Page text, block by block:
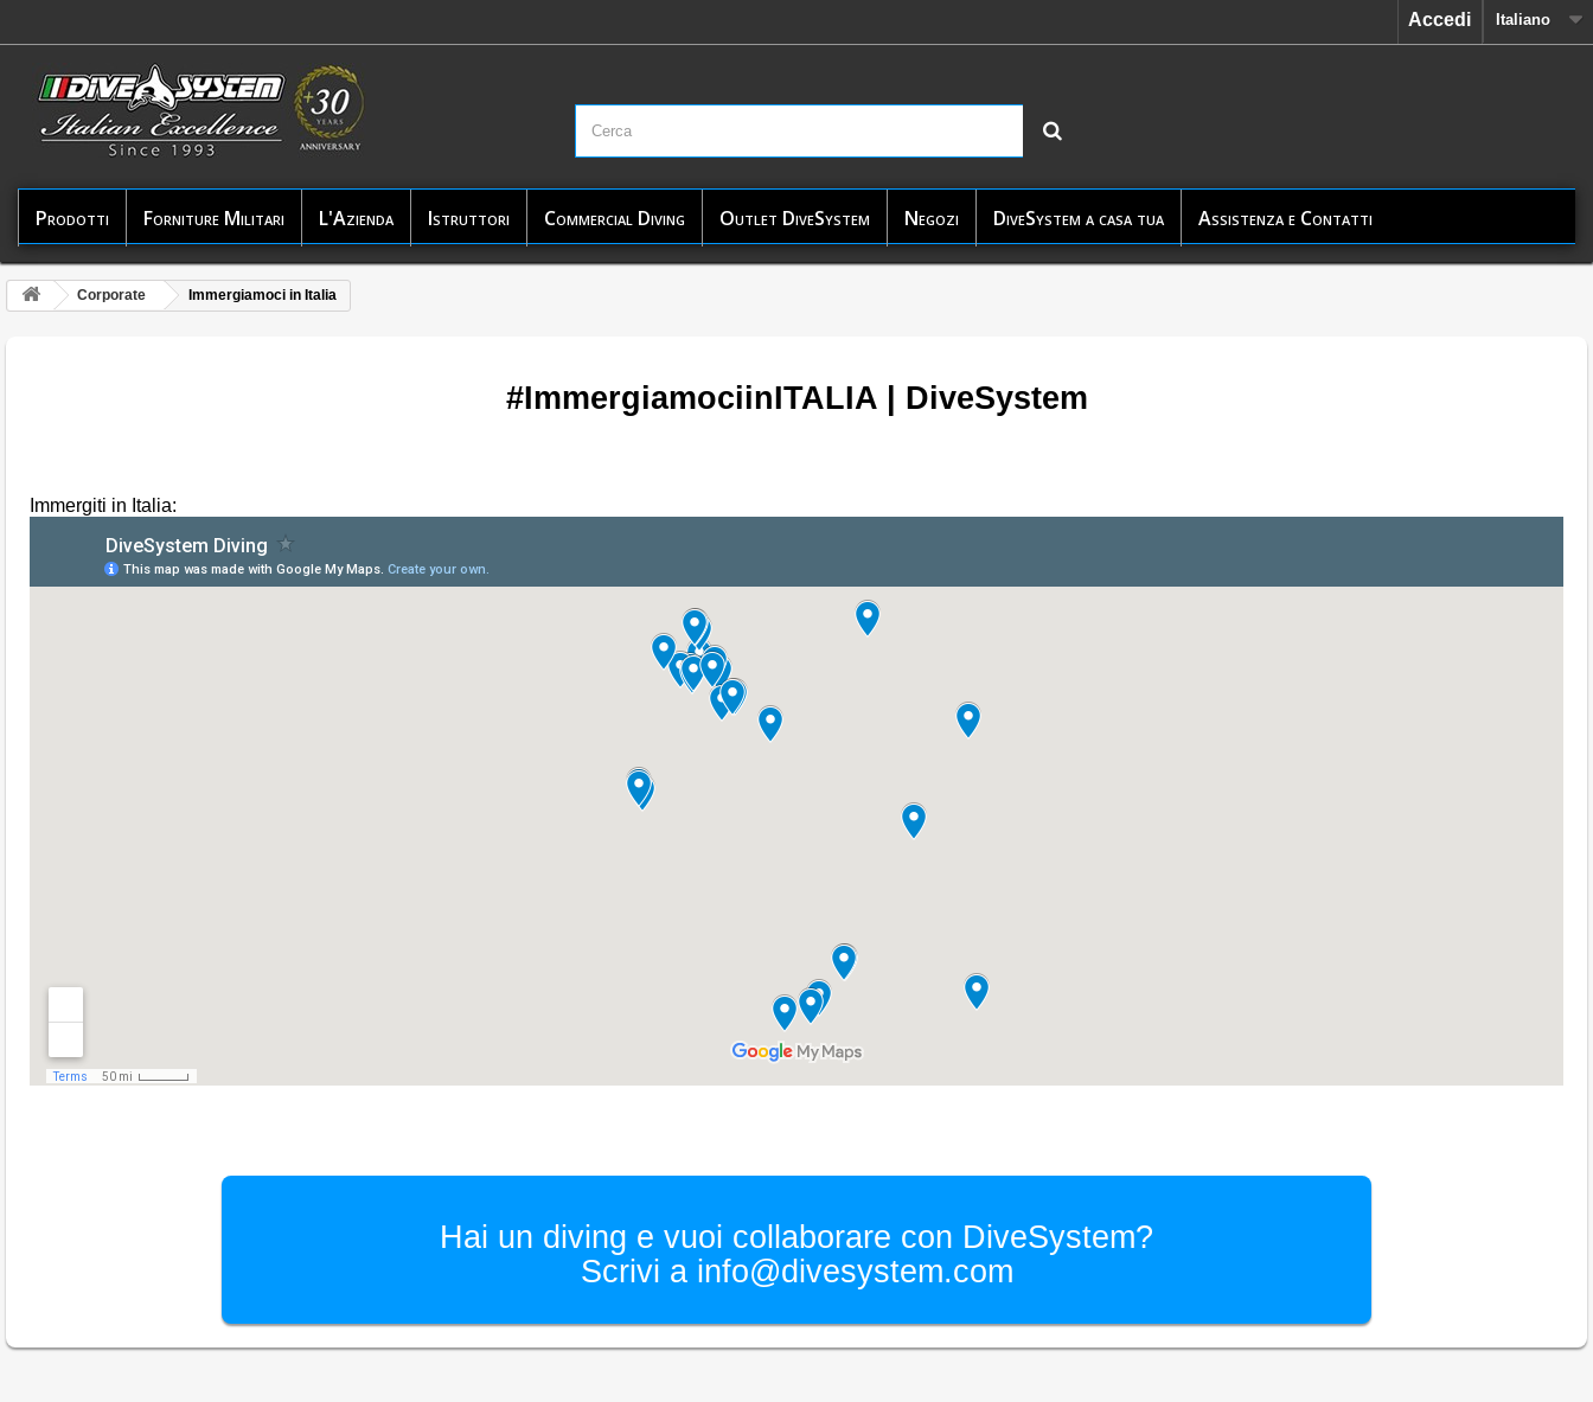
Italiano
Accedi
Prodotti Forniture Militari L'Azienda Istruttori Commercial Diving Outlet DiveSystem Negozi DiveSystem a casa tua Assistenza e Contatti
Corporate Immergiamoci in Italia
#ImmergiamociinITALIA | DiveSystem
Immergiti in Italia:
Hai un diving e vuoi collaborare con DiveSystem?
Scrivi a info@divesystem.com